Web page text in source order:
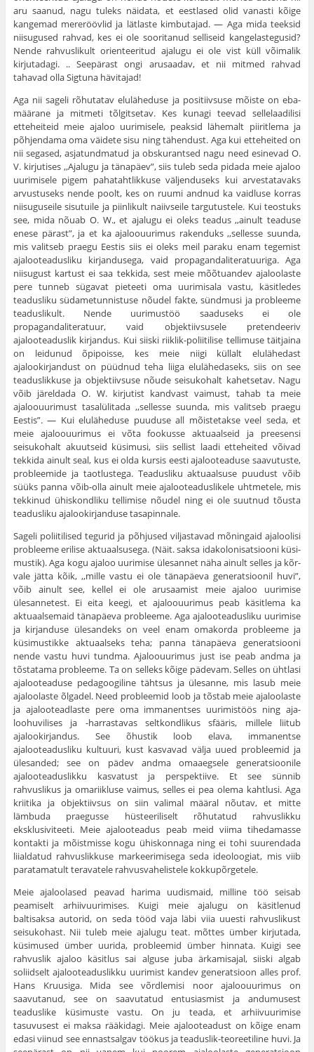
aru saanud, nagu tuleks näidata, et eestlased olid vanasti kõige
kangemad mererööv­lid ja lätlaste kimbutajad. — Aga mida teeksid
niisugused rahvad, kes ei ole sooritanud selliseid kangelastegusid?
Nende rahvuslikult orienteeri­tud ajalugu ei ole vist küll võimalik
kirjutadagi. .. Seepärast ongi aru­saadav, et nii mitmed rahvad
tahavad olla Sigtuna hävitajad!
Aga nii sageli rõhutatav eluläheduse ja positiivsuse mõiste on eba­
määrane ja mitmeti tõlgitsetav. Kes kunagi teevad sellelaadilisi
ettehei­teid meie ajaloo uurimisele, peaksid lähemalt piiritlema ja
põhjendama oma väidete sisu ning tähendust. Aga kui etteheited on
nii segased, asja­tundmatud ja obskurantsed nagu need esinevad O.
V. kirjutises ,,Ajalugu ja tänapäev”, siis tuleb seda pidada meie ajaloo
uurimisele pigem paha­tahtlikkuse väljenduseks kui arvestatavaks
arvustuseks nende poolt, kes on ruumi andnud ka vaidluse korras
niisuguseile sisutuile ja piinlikult naiivseile targutustele. Kui teostuks
see, mida nõuab O. W., et ajalugu ei oleks teadus ,,ainult teaduse
enese pärast”, ja et ka ajaloouurimus rakenduks ,,sellesse suunda,
mis valitseb praegu Eestis siis ei oleks meil paraku enam tegemist
ajalooteadusliku kirjandusega, vaid propagandaliteratuuriga. Aga
niisugust kartust ei saa tekkida, sest meie mõõtuandev ajaloolaste
pere tunneb sügavat pieteeti oma uurimisala vastu, käsitledes
teadusliku südametunnistuse nõudel fakte, sündmusi ja probleeme
teaduslikult. Nende uurimustöö saaduseks ei ole
propagandaliteratuur, vaid objektiivsusele pretendeeriv
ajalooteaduslik kirjandus. Kui siiski riiklik-poliitilise tellimuse täitjaina
on leidunud õpipoisse, kes meie niigi küllalt elulähedast
ajalookirjandust on püüdnud teha liiga elulähedaseks, siis on see
teaduslikkuse ja objektiivsuse nõude seisukohalt kahetsetav. Nagu
võib järeldada O. W. kirjutist kandvast vaimust, tahab ta meie
ajaloouurimust tasalülitada ,,sellesse suunda, mis valitseb praegu
Eestis”. — Kui eluläheduse puuduse all mõistetakse veel seda, et
meie ajaloouurimus ei võta fookusse aktuaalseid ja preesensi
seisukohalt akuutseid küsimusi, siis sellist laadi etteheited võivad
tekkida ainult seal, kus ei olda kursis eesti ajalooteaduse saavutuste,
probleemide ja taotlustega. Teadusliku aktuaalsuse puudust võib
süüks panna võib-olla ainult meie ajalooteaduslikele uhtmetele, mis
tekkinud ühiskondliku tellimise nõudel ning ei ole suutnud tõusta
teadusliku ajalookirjanduse tasapinnale.
Sageli poliitilised tegurid ja põhjused viljastavad mõningaid ajaloo­lisi
probleeme erilise aktuaalsusega. (Näit. saksa idakolonisatsiooni küsi­
mustik). Aga kogu ajaloo uurimise ülesannet näha ainult selles ja kõr­
vale jätta kõik, ,,mille vastu ei ole tänapäeva generatsioonil huvi”,
võib ainult see, kellel ei ole arusaamist meie ajaloo uurimise
ülesannetest. Ei eita keegi, et ajaloouurimus peab käsitlema ka
aktuaalsemaid tänapäeva probleeme. Aga ajalooteadusliku uurimise
ja kirjanduse ülesandeks on veel enam omakorda probleeme ja
küsimustikke aktuaalseks teha; panna tänapäeva generatsiooni
nende vastu huvi tundma. Ajaloouurimus just ise peab andma ja
tõstatama probleeme. Ta on selleks kõige pädevam. Selles on ühtlasi
ajalooteaduse pedagoogiline tähtsus ja ülesanne, mis lasub meie
ajaloolaste õlgadel. Need probleemid loob ja tõstab meie aja­loolaste
ja ajalooteadlaste pere oma immanentses uurimistöös ning aja­
loohuvilises ja -harrastavas seltkondlikus sfääris, millele liitub
ajalookirjandus. See õhustik loob elava, immanentse
ajalooteadusliku kultuuri, kust kasvavad välja uued probleemid ja
ülesanded; see on pädev andma omaaegsele generatsioonile
ajalooteaduslikku kasvatust ja perspektiive. Et see sünnib
rahvuslikus ja omariikluse vaimus, selles ei pea olema kaht­lusi. Aga
kriitika ja objektiivsus on siin valimal määral nõutav, et mitte
lämbuda praegusse hüsteeriliselt rõhutatud rahvuslikku
eksklusiviteeti. Meie ajalooteadus peab meid viima tihedamasse
kontakti ja mõistmisse kogu ühiskonnaga ning ei tohi suurendada
liialdatud rahvuslikkuse mar­keerimisega seda ideoloogiat, mis viib
paratamatult teravatele rahvus­vahelistele kokkupõrgetele.
Meie ajaloolased peavad harima uudismaid, milline töö seisab
peamiselt arhiivuurimises. Kuigi meie ajalugu on käsitlenud
baltisaksa autorid, on seda tööd vaja läbi viia uuesti rahvuslikust
seisukohast. Nii tuleb meie ajalugu teat. mõttes ümber kirjutada,
küsimused ümber uurida, probleemid ümber hinnata. Kuigi see
rahvuslik ajaloo käsitlus sai alguse juba ärkamisajal, siiski algab
soliidselt ajalooteaduslikku uurimist kandev generatsioon alles prof.
Hans Kruusiga. Mida see võrd­lemisi noor ajaloouurimus on
saavutanud, see on saavutatud entusiasmist ja andumusest
teaduslike küsimuste vastu. On ju teada, et arhiivuurimise
tasuvusest ei maksa rääkidagi. Meie ajalooteadust on kõige enam
edasi viinud see ennastsalgav töökus ja teaduslik-teoreetiline huvi. Ja